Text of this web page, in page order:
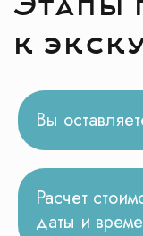
Вы
Расчет
даты и
Честные
на ваши